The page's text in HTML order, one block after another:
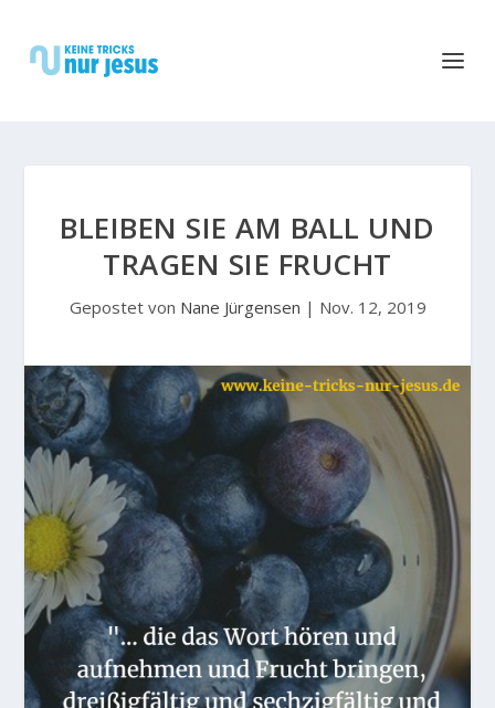
BLEIBEN SIE AM BALL UND
TRAGEN SIE FRUCHT
Gepostet von Nane Jürgensen | Nov. 12, 2019